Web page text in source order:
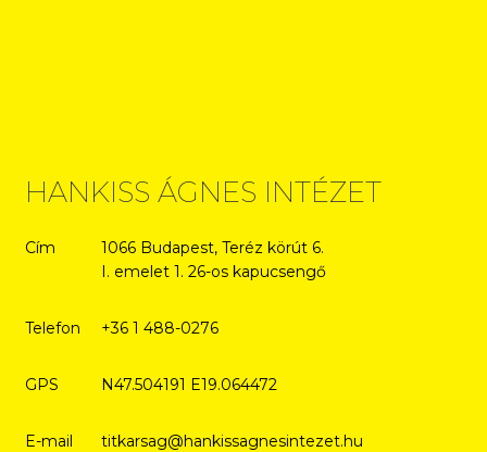
HANKISS ÁGNES INTÉZET
Cím
1066 Budapest, Teréz körút 6.
I. emelet 1. 26-os kapucsengő
Telefon +36 1 488-0276
GPS N47.504191 E19.064472
E-mail titkarsag@hankissagnesintezet.hu